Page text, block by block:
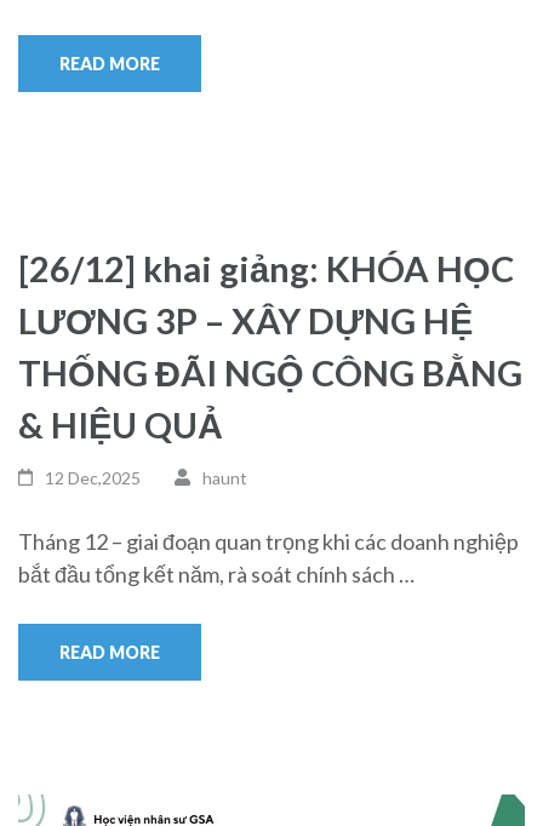
READ MORE
[26/12] khai giảng: KHÓA HỌC
LƯƠNG 3P – XÂY DỰNG HỆ
THỐNG ĐÃI NGỘ CÔNG BẰNG
& HIỆU QUẢ
12 Dec,2025 haunt
Tháng 12 – giai đoạn quan trọng khi các doanh nghiệp
bắt đầu tổng kết năm, rà soát chính sách …
READ MORE